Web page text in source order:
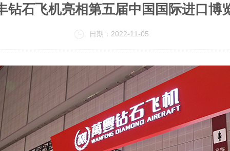
钻石飞机亮相第五届中国国际进口博
日期：2022-11-05